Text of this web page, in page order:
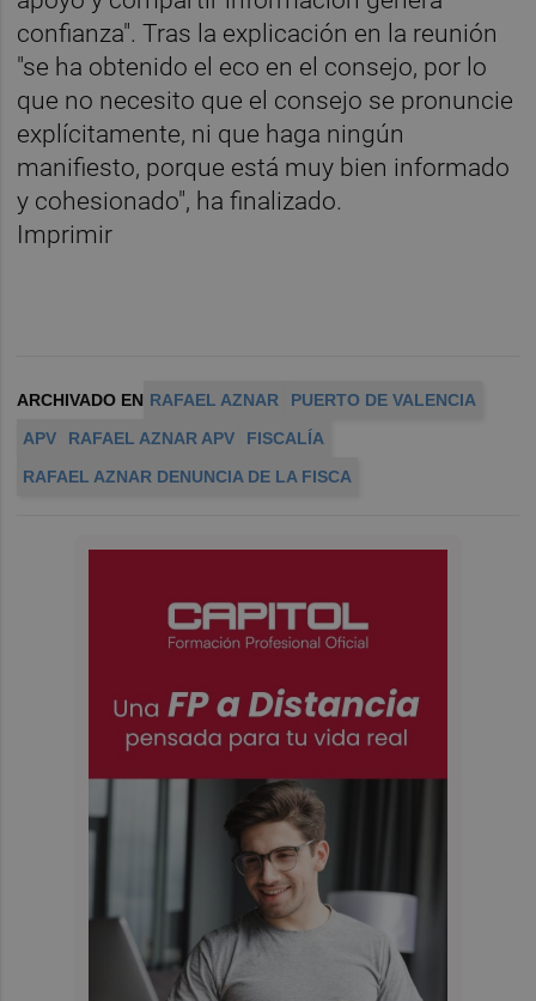
confianza". Tras la explicación en la reunión
"se ha obtenido el eco en el consejo, por lo
que no necesito que el consejo se pronuncie
explícitamente, ni que haga ningún
manifiesto, porque está muy bien informado
y cohesionado", ha finalizado.
Imprimir
ARCHIVADO EN RAFAEL AZNAR
PUERTO DE VALENCIA
APV
RAFAEL AZNAR APV
FISCALÍA
RAFAEL AZNAR DENUNCIA DE LA FISCA